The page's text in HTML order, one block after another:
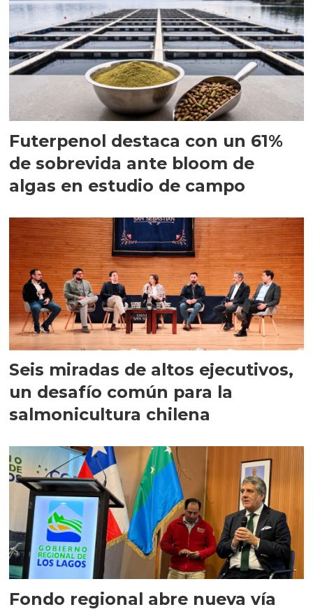
Futerpenol destaca con un 61%
de sobrevida ante bloom de
algas en estudio de campo
Seis miradas de altos ejecutivos,
un desafío común para la
salmonicultura chilena
Fondo regional abre nueva vía